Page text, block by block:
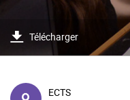
Télécharger
ECTS